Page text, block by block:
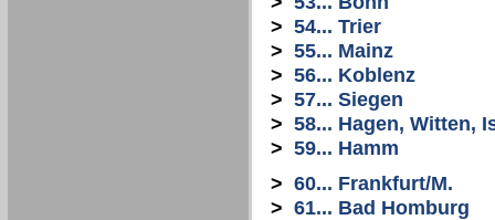
> 54... Trier
> 55... Mainz
> 56... Koblenz
> 57... Siegen
> 58... Hagen, Witten,
> 59... Hamm
> 60... Frankfurt/M.
> 61... Bad Homburg